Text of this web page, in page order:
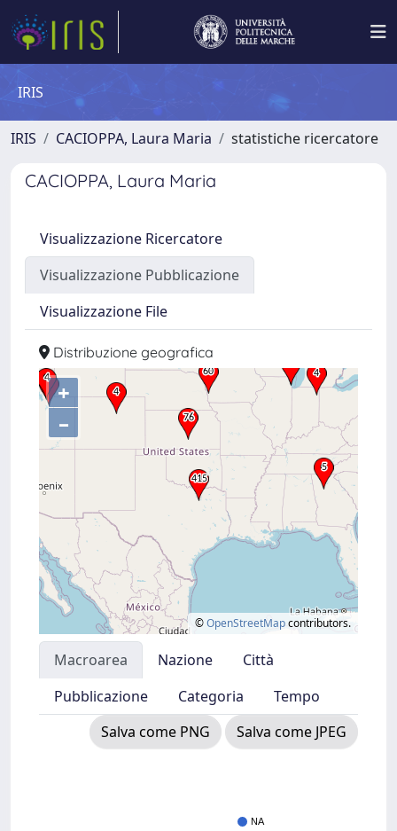
IRIS
IRIS CACIOPPA, Laura Maria statistiche ricercatore
CACIOPPA, Laura Maria
Visualizzazione Ricercatore
Visualizzazione Pubblicazione
Visualizzazione File
Distribuzione geografica
+
–
©OpenStreetMapcontributors.
Macroarea Nazione
Città
Pubblicazione
Categoria
Tempo
Salva come PNG
Salva come JPEG
NA